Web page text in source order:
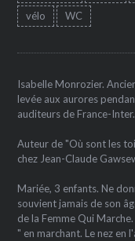
vélo
WC
Isabelle Monrozier.
levée aux aurores
auditeurs de France-Inter.
Auteur de "Où sont les
chez Jean-Claude
Mariée, 3 enfants. Ne
souvient jamais de son
de la Femme Qui
" en marchant. Le nez en